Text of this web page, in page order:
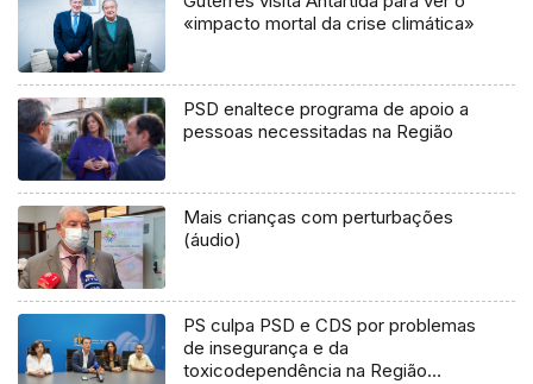
«impacto mortal da crise climática»
PSD enaltece programa de apoio a
pessoas necessitadas na Região
Mais crianças com perturbações
(áudio)
PS culpa PSD e CDS por problemas
de insegurança e da
toxicodependência na Região